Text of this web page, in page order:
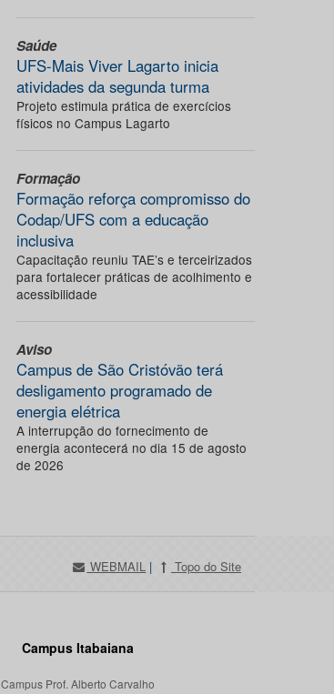
Saúde
UFS-Mais Viver Lagarto inicia
atividades da segunda turma
Projeto estimula prática de exercícios
físicos no Campus Lagarto
Formação
Formação reforça compromisso do
Codap/UFS com a educação
inclusiva
Capacitação reuniu TAE’s e terceirizados
para fortalecer práticas de acolhimento e
acessibilidade
Aviso
Campus de São Cristóvão terá
desligamento programado de
energia elétrica
A interrupção do fornecimento de
energia acontecerá no dia 15 de agosto
de 2026
WEBMAIL | Topo do Site
Campus Itabaiana
Campus Prof. Alberto Carvalho